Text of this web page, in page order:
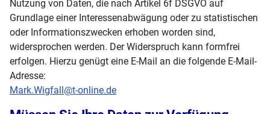
Nutzung von Daten, die nach Artikel 6f DSGVO auf
Grundlage einer Interessenabwägung oder zu statistischen
oder Informationszwecken erhoben worden sind,
widersprochen werden. Der Widerspruch kann formfrei
erfolgen. Hierzu genügt eine E-Mail an die folgende E-Mail-
Adresse:
Mark.Wigfall@t-online.de